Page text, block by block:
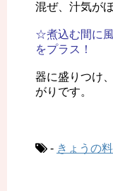
混ぜ、汁気が
☆煮込む間に
をプラス！
器に盛りつけ
がりです。
- きょうの